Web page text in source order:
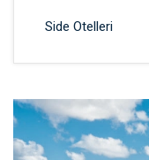
Side Otelleri